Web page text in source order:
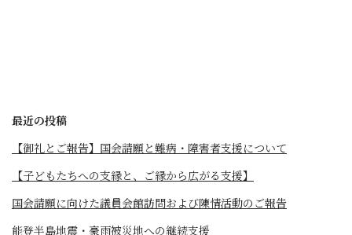
最近の投稿
【御礼とご報告】国会請願と難病・障害者支援について
【子どもたちへの支縁と、ご縁から広がる支援】
国会請願に向けた議員会館訪問および陳情活動のご報告
能登半島地震・豪雨被災地への継続支援